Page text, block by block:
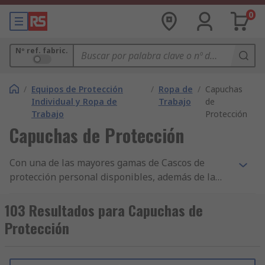
0
Nº ref. fabric.
/ Equipos de Protección
Individual y Ropa de
Trabajo
/ Ropa de
Trabajo
/ Capuchas
de
Protección
Capuchas de Protección
Con una de las mayores gamas de Cascos de
protección personal disponibles, además de la
accesorios de Seguridad, control de ESD y sala
limpia y nuestro constante compromiso con la
calidad, no resulta sorprendente que RS cuente
tiene una selección más amplia de artículos en
103 Resultados para Capuchas de
Protección